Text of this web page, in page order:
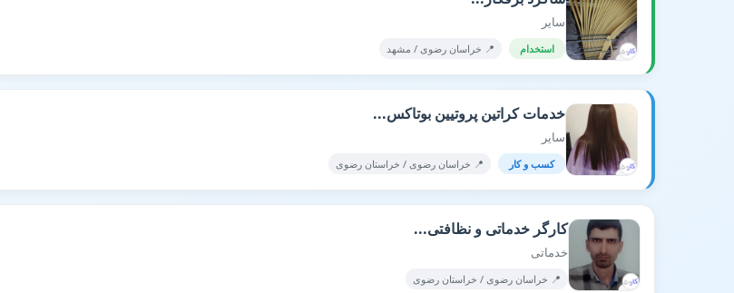
سایر
استخدام 📍 خراسان رضوی / مشهد
خدمات کراتین پروتیین بوتاکس...
سایر
کسب و کار 📍 خراسان رضوی / خراستان رضوی
کارگر خدماتی و نظافتی...
خدماتی
📍 خراسان رضوی / خراستان رضوی